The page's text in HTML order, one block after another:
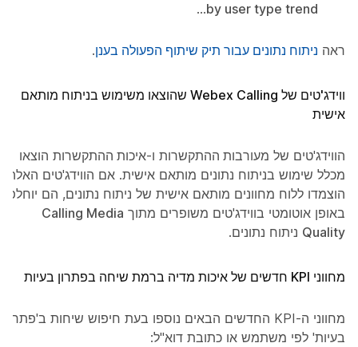
by user type trend
...
ראה ניתוח נתונים עבור תיק שיתוף הפעולה בענן.
ווידג'טים של Webex Calling שהוצאו משימוש בניתוח מותאם
אישית
הווידג'טים של מעורבות ההתקשרות ו-איכות ההתקשרות הוצאו
מכלל שימוש בניתוח נתונים מותאם אישית. אם הווידג'טים האלה
הוצמדו ללוח מחוונים מותאם אישית של ניתוח נתונים, הם יוחלפו
באופן אוטומטי בווידג'טים משופרים מתוך Calling Media
Quality ניתוח נתונים.
מחווני KPI חדשים של איכות מדיה ברמת שיחה בפתרון בעיות
מחווני ה-KPI החדשים הבאים נוספו בעת חיפוש שיחות ב'פתרון
בעיות' לפי משתמש או כתובת דוא"ל: